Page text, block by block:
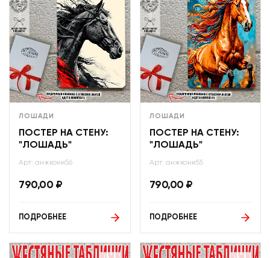
ЛОШАДИ
ПОСТЕР НА СТЕНУ:
"ЛОШАДЬ"
Арт: анжкони56
790,00 ₽
ПОДРОБНЕЕ
ЛОШАДИ
ПОСТЕР НА СТЕНУ:
"ЛОШАДЬ"
Арт: анжкони55
790,00 ₽
ПОДРОБНЕЕ